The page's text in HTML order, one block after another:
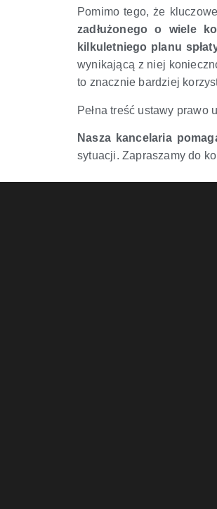
Pomimo tego, że
zadłużonego o wiele
kilkuletniego planu
wynikającą z niej
to znacznie bardziej
Pełna treść ustawy prawo
Nasza kancelaria
sytuacji. Zapraszamy do